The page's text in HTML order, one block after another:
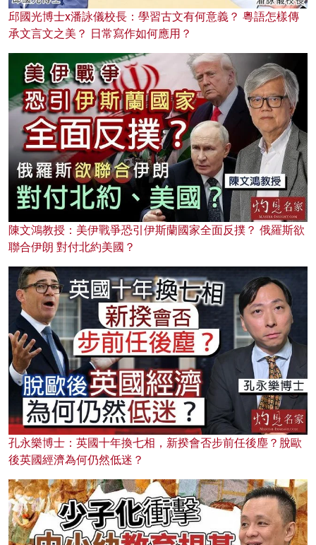
邱國光博士x潘詠儀校長：學習古文有何意義？ 粵語怎樣傳
承文言文之美？ 日常寫作如何應用？
陳文鴻教授：美伊戰爭恐引伊斯蘭國家全面反撲？ 俄羅斯欲
聯合伊朗 對付北約美國？
孔永樂博士：英國十年換七相，新揆會否步前任後塵？脫歐
後英國經濟為何仍然低迷？